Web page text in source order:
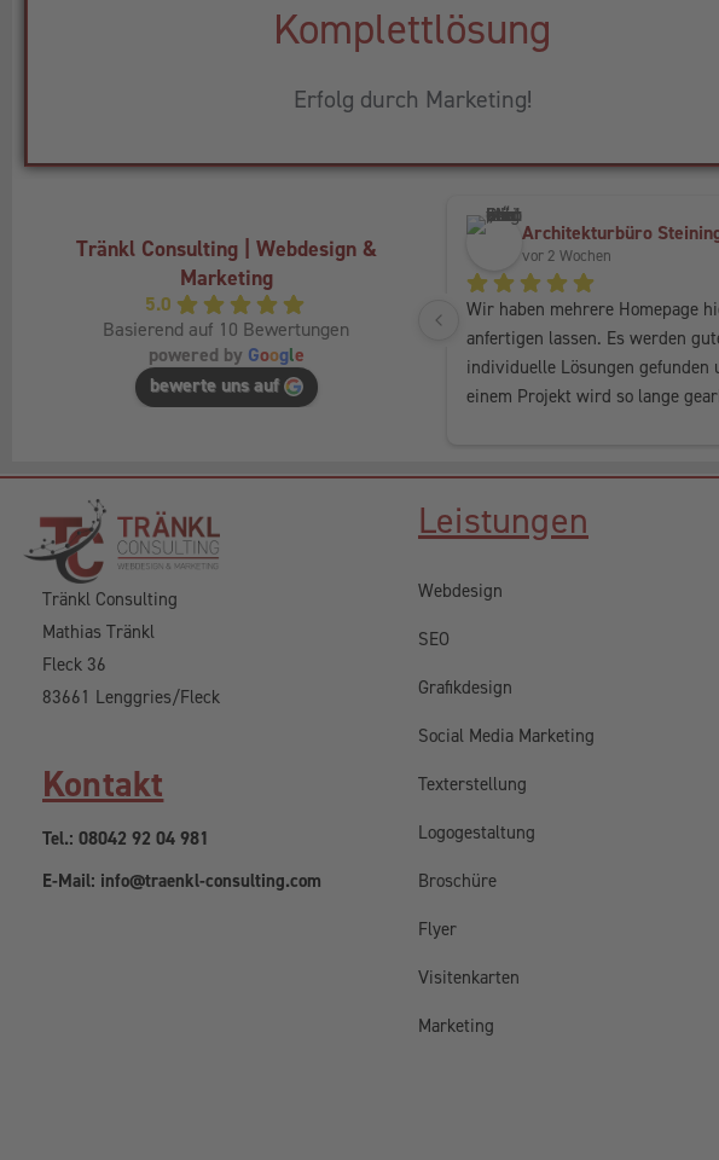
Komplettlösung
Erfolg durch Marketing!
Tränkl Consulting | Webdesign &
Marketing
5.0
Basierend auf 10 Bewertungen
powered by Google
bewerte uns auf
Architekturbüro
vor 2 Wochen
Wir haben mehrere Homepage
anfertigen lassen. Es werden
individuelle Lösungen gefunden
einem Projekt wird so lange
empfehlen.
Tränkl Consulting
Mathias Tränkl
Fleck 36
83661 Lenggries/Fleck
Kontakt
Tel.: 08042 92 04 981
E-Mail: info@traenkl-consulting.com
Leistungen
Webdesign
SEO
Grafikdesign
Social Media Marketing
Texterstellung
Logogestaltung
Broschüre
Flyer
Visitenkarten
Marketing